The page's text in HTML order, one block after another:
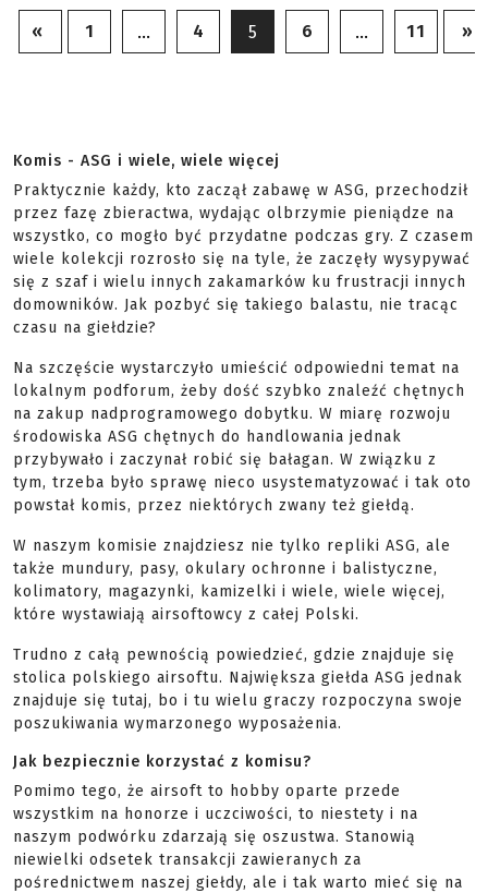
« 1 … 4 5 6 … 11 »
Komis - ASG i wiele, wiele więcej
Praktycznie każdy, kto zaczął zabawę w ASG, przechodził
przez fazę zbieractwa, wydając olbrzymie pieniądze na
wszystko, co mogło być przydatne podczas gry. Z czasem
wiele kolekcji rozrosło się na tyle, że zaczęły wysypywać
się z szaf i wielu innych zakamarków ku frustracji innych
domowników. Jak pozbyć się takiego balastu, nie tracąc
czasu na giełdzie?
Na szczęście wystarczyło umieścić odpowiedni temat na
lokalnym podforum, żeby dość szybko znaleźć chętnych
na zakup nadprogramowego dobytku. W miarę rozwoju
środowiska ASG chętnych do handlowania jednak
przybywało i zaczynał robić się bałagan. W związku z
tym, trzeba było sprawę nieco usystematyzować i tak oto
powstał komis, przez niektórych zwany też giełdą.
W naszym komisie znajdziesz nie tylko repliki ASG, ale
także mundury, pasy, okulary ochronne i balistyczne,
kolimatory, magazynki, kamizelki i wiele, wiele więcej,
które wystawiają airsoftowcy z całej Polski.
Trudno z całą pewnością powiedzieć, gdzie znajduje się
stolica polskiego airsoftu. Największa giełda ASG jednak
znajduje się tutaj, bo i tu wielu graczy rozpoczyna swoje
poszukiwania wymarzonego wyposażenia.
Jak bezpiecznie korzystać z komisu?
Pomimo tego, że airsoft to hobby oparte przede
wszystkim na honorze i uczciwości, to niestety i na
naszym podwórku zdarzają się oszustwa. Stanowią
niewielki odsetek transakcji zawieranych za
pośrednictwem naszej giełdy, ale i tak warto mieć się na